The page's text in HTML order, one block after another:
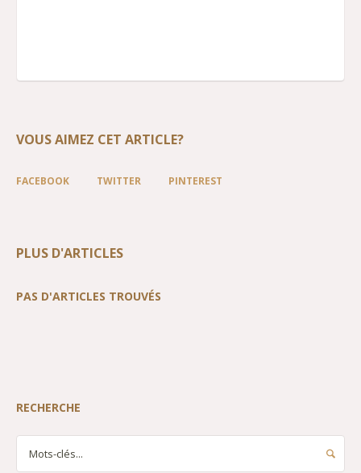
VOUS AIMEZ CET ARTICLE?
FACEBOOK TWITTER PINTEREST
PLUS D'ARTICLES
PAS D'ARTICLES TROUVÉS
RECHERCHE